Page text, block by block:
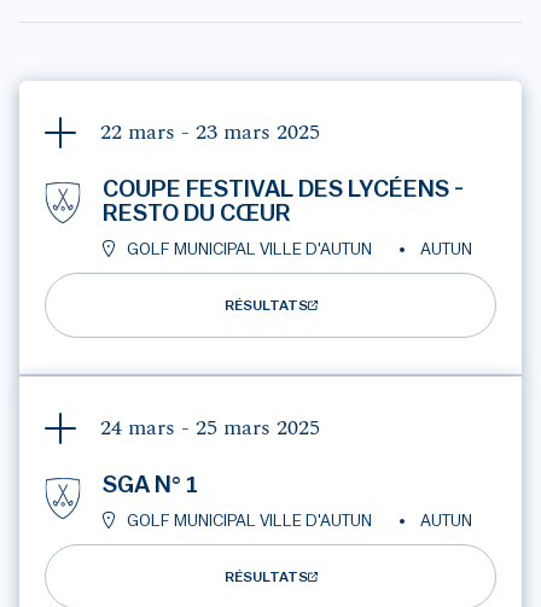
22 mars - 23 mars 2025
COUPE FESTIVAL DES LYCÉENS -
RESTO DU CŒUR
GOLF MUNICIPAL VILLE D'AUTUN AUTUN
RÉSULTATS
24 mars - 25 mars 2025
SGA N° 1
GOLF MUNICIPAL VILLE D'AUTUN AUTUN
RÉSULTATS